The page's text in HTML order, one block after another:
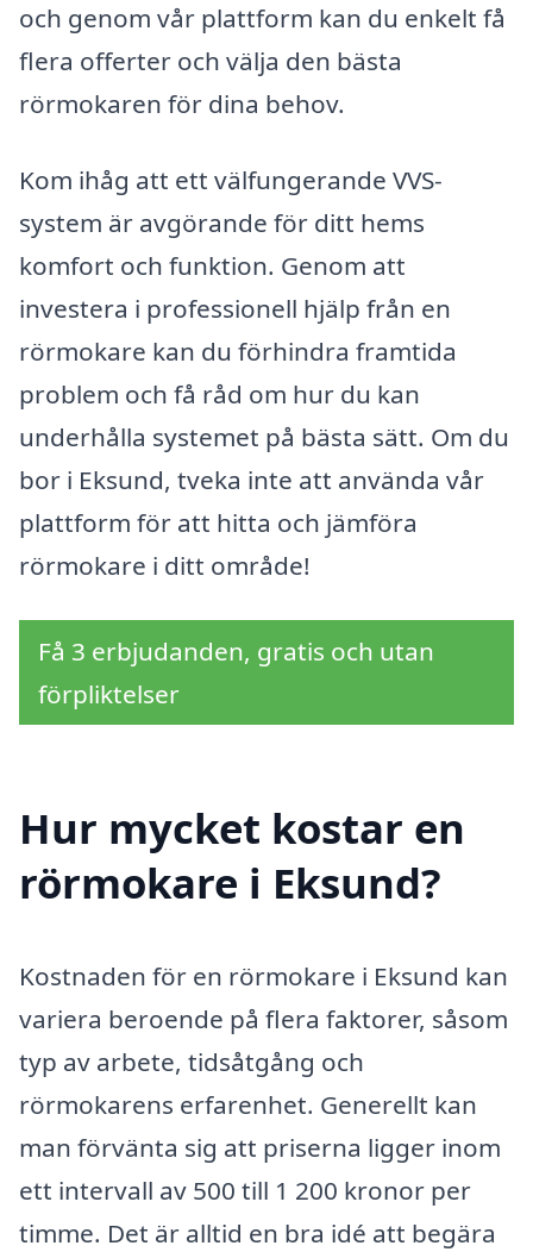
och genom vår plattform kan du enkelt få
flera offerter och välja den bästa
rörmokaren för dina behov.
Kom ihåg att ett välfungerande VVS-
system är avgörande för ditt hems
komfort och funktion. Genom att
investera i professionell hjälp från en
rörmokare kan du förhindra framtida
problem och få råd om hur du kan
underhålla systemet på bästa sätt. Om du
bor i Eksund, tveka inte att använda vår
plattform för att hitta och jämföra
rörmokare i ditt område!
Få 3 erbjudanden, gratis och utan
förpliktelser
Hur mycket kostar en
rörmokare i Eksund?
Kostnaden för en rörmokare i Eksund kan
variera beroende på flera faktorer, såsom
typ av arbete, tidsåtgång och
rörmokarens erfarenhet. Generellt kan
man förvänta sig att priserna ligger inom
ett intervall av 500 till 1 200 kronor per
timme. Det är alltid en bra idé att begära